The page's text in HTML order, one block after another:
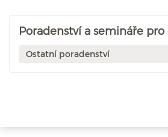
Poradenství a semináře pro
Ostatní poradenství